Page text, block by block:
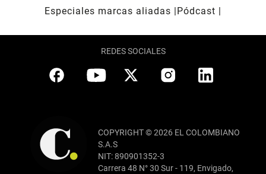
Especiales marcas aliadas
Pódcast
REDES SOCIALES
COPYRIGHT © 2026 EL COLOMBIANO
S.A.S
NIT: 890901352-3
Carrera 48 N° 30 Sur - 119, Envigado,